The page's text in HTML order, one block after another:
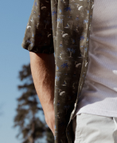
-40%
ΜΠΛΟΥΖΑ
FIT
€35,00
+ 16 Colors